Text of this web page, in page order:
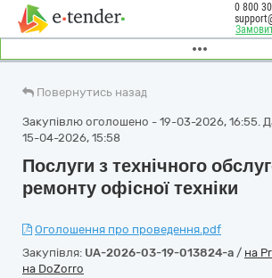
0 800
Повернутись назад
Закупівлю оголошено - 19-03-2026, 16:55.
15-04-2026, 15:58
Послуги з технічного
ремонту офісної техніки
Оголошення про проведення.pdf
Закупівля: UA-2026-03-19-013824-a / на
на DoZorro